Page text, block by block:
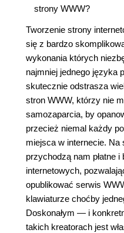
strony WWW?
Tworzenie strony
się z bardzo
wykonania których
najmniej jednego języka
skutecznie odstrasza
stron WWW, którzy nie
samozaparcia, by
przecież niemal każdy
miejsca w internecie.
przychodzą nam płatne i
internetowych,
opublikować serwis
klawiaturze choćby
Doskonałym — i
takich kreatorach jest